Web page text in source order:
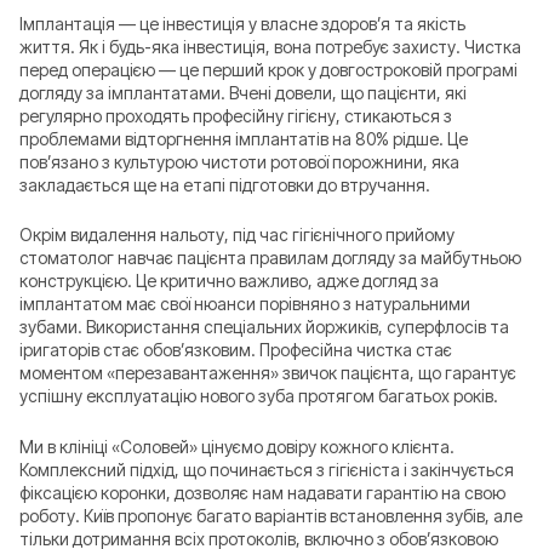
Імплантація — це інвестиція у власне здоров’я та якість
життя. Як і будь-яка інвестиція, вона потребує захисту. Чистка
перед операцією — це перший крок у довгостроковій програмі
догляду за імплантатами. Вчені довели, що пацієнти, які
регулярно проходять професійну гігієну, стикаються з
проблемами відторгнення імплантатів на 80% рідше. Це
пов’язано з культурою чистоти ротової порожнини, яка
закладається ще на етапі підготовки до втручання.
Окрім видалення нальоту, під час гігієнічного прийому
стоматолог навчає пацієнта правилам догляду за майбутньою
конструкцією. Це критично важливо, адже догляд за
імплантатом має свої нюанси порівняно з натуральними
зубами. Використання спеціальних йоржиків, суперфлосів та
іригаторів стає обов’язковим. Професійна чистка стає
моментом «перезавантаження» звичок пацієнта, що гарантує
успішну експлуатацію нового зуба протягом багатьох років.
Ми в клініці «Соловей» цінуємо довіру кожного клієнта.
Комплексний підхід, що починається з гігієніста і закінчується
фіксацією коронки, дозволяє нам надавати гарантію на свою
роботу. Київ пропонує багато варіантів встановлення зубів, але
тільки дотримання всіх протоколів, включно з обов’язковою